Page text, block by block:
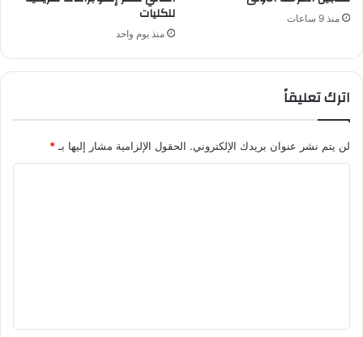
منذ 9 ساعات للكليات
منذ يوم واحد
اترك تعليقاً
لن يتم نشر عنوان بريدك الإلكتروني. الحقول الإلزامية مشار إليها بـ *